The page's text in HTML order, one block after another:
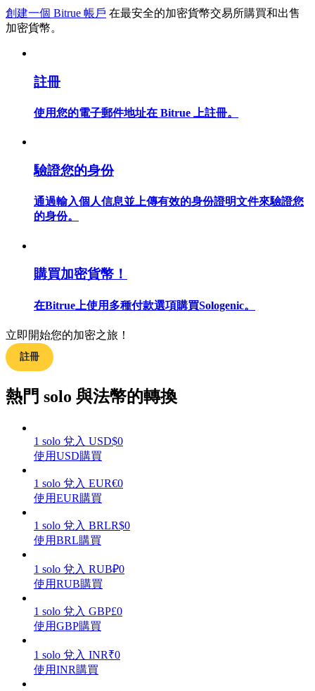
合約資訊
包含交易情況等的大數據分析
合約指南
合約功能使用指南
交易策略
使您的資產穩定增值
創建一個 Bitrue 帳戶 在最安全的加密貨幣交易所購買和出售
加密貨幣。
註冊
使用您的電子郵件地址在 Bitrue 上註冊。
驗證您的身份
通過輸入個人信息並上傳有效的身份證明文件來驗證您
的身份。
購買加密貨幣！
在Bitrue上使用多種付款選項購買Sologenic。
立即開始您的加密之旅！
註冊
熱門 solo 與法幣的轉換
1 solo 兌入 USD$0
使用USD購買
1 solo 兌入 EUR€0
使用EUR購買
1 solo 兌入 BRLR$0
使用BRL購買
1 solo 兌入 RUB₽0
使用RUB購買
1 solo 兌入 GBP£0
使用GBP購買
1 solo 兌入 INR₹0
使用INR購買